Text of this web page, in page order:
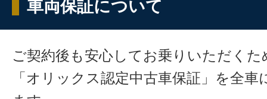
車両保証について
ご契約後も安心してお乗りいただくた
「オリックス認定中古車保証」を全